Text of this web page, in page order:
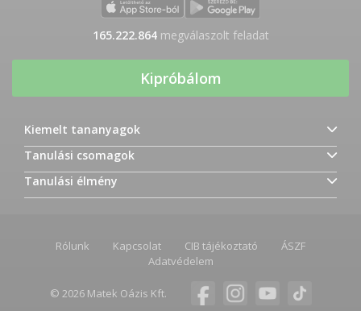
165.222.864megválaszolt feladat
Kipróbálom
Kiemelt tananyagok
Tanulási csomagok
Tanulási élmény
Rólunk Kapcsolat CIB tájékoztató
ÁSZF
Adatvédelem
© 2026 Matek Oázis Kft.